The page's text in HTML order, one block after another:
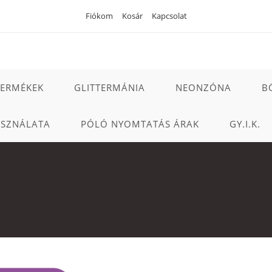
Fiókom Kosár Kapcsolat
GLITTERMÁNIA NEONZÓNA
PÓLÓ NYOMTATÁS ÁRAK GY.I.K.